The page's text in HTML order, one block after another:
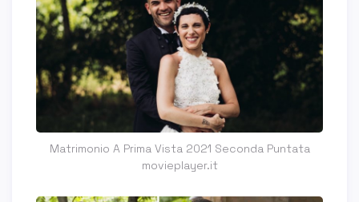
Matrimonio A Prima Vista 2021 Seconda Puntata
movieplayer.it